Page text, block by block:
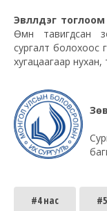
Эвлүүлдэг
Өмнөө тавигдсан
сургалт болохоос
хугацаагаар нухан,
#4 нас